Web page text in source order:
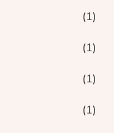
(1)
(1)
(1)
(1)